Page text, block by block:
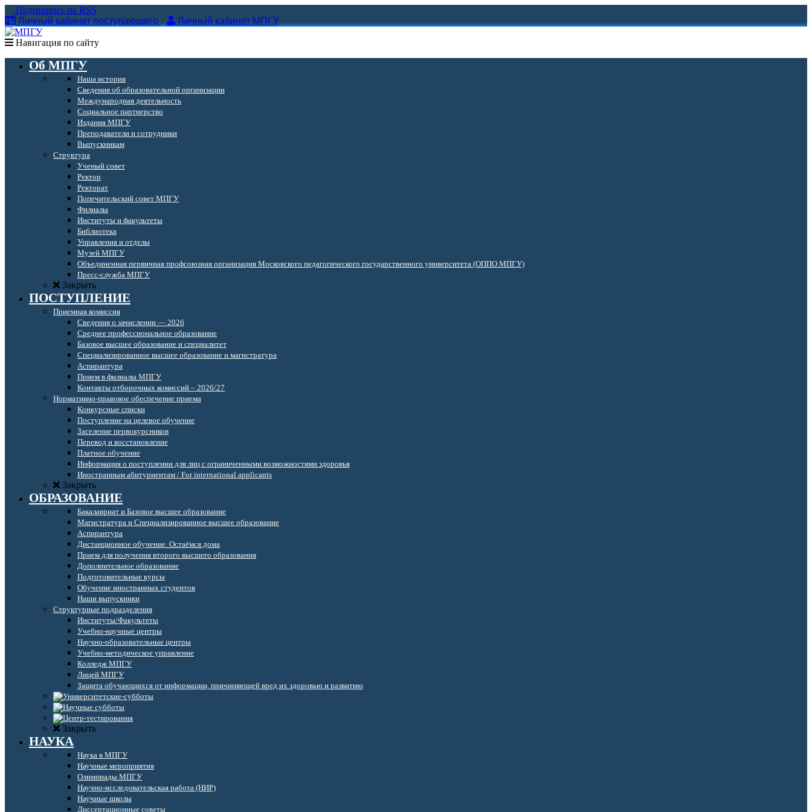
Подпишись на RSS
Личный кабинет поступающего
Личный кабинет МПГУ
Навигация по сайту
Об МПГУ
Наша история
Сведения об образовательной организации
Международная деятельность
Социальное партнерство
Издания МПГУ
Преподаватели и сотрудники
Выпускникам
Структура
Ученый совет
Ректор
Ректорат
Попечительский совет МПГУ
Филиалы
Институты и факультеты
Библиотека
Управления и отделы
Музей МПГУ
Объединенная первичная профсоюзная организация Московского педагогического государственного университета (ОППО МПГУ)
Пресс-служба МПГУ
Закрыть
ПОСТУПЛЕНИЕ
Приемная комиссия
Сведения о зачислении — 2026
Среднее профессиональное образование
Базовое высшее образование и специалитет
Специализированное высшее образование и магистратура
Аспирантура
Прием в филиалы МПГУ
Контакты отборочных комиссий – 2026/27
Нормативно-правовое обеспечение приема
Конкурсные списки
Поступление на целевое обучение
Заселение первокурсников
Перевод и восстановление
Платное обучение
Информация о поступлении для лиц с ограниченными возможностями здоровья
Иностранным абитуриентам / For international applicants
Закрыть
ОБРАЗОВАНИЕ
Бакалавриат и Базовое высшее образование
Магистратура и Специализированное высшее образование
Аспирантура
Дистанционное обучение. Остаёмся дома
Прием для получения второго высшего образования
Дополнительное образование
Подготовительные курсы
Обучение иностранных студентов
Наши выпускники
Структурные подразделения
Институты/Факультеты
Учебно-научные центры
Научно-образовательные центры
Учебно-методическое управление
Колледж МПГУ
Лицей МПГУ
Защита обучающихся от информации, причиняющей вред их здоровью и развитию
Закрыть
НАУКА
Наука в МПГУ
Научные мероприятия
Олимпиады МПГУ
Научно-исследовательская работа (НИР)
Научные школы
Диссертационные советы